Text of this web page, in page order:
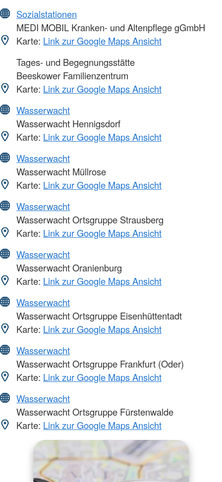
Sozialstationen
MEDI MOBIL Kranken- und Altenpflege gGmbH
Karte: Link zur Google Maps Ansicht
Tages- und Begegnungsstätte
Beeskower Familienzentrum
Karte: Link zur Google Maps Ansicht
Wasserwacht
Wasserwacht Hennigsdorf
Karte: Link zur Google Maps Ansicht
Wasserwacht
Wasserwacht Müllrose
Karte: Link zur Google Maps Ansicht
Wasserwacht
Wasserwacht Ortsgruppe Strausberg
Karte: Link zur Google Maps Ansicht
Wasserwacht
Wasserwacht Oranienburg
Karte: Link zur Google Maps Ansicht
Wasserwacht
Wasserwacht Ortsgruppe Eisenhüttentadt
Karte: Link zur Google Maps Ansicht
Wasserwacht
Wasserwacht Ortsgruppe Frankfurt (Oder)
Karte: Link zur Google Maps Ansicht
Wasserwacht
Wasserwacht Ortsgruppe Fürstenwalde
Karte: Link zur Google Maps Ansicht